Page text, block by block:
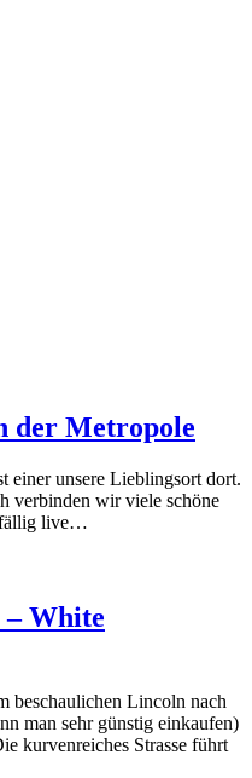
der Metropole
unsere Lieblingsort dort.
verbinden wir viele schöne
live…
– White
beschaulichen Lincoln nach
man sehr günstig einkaufen)
kurvenreiches Strasse führt